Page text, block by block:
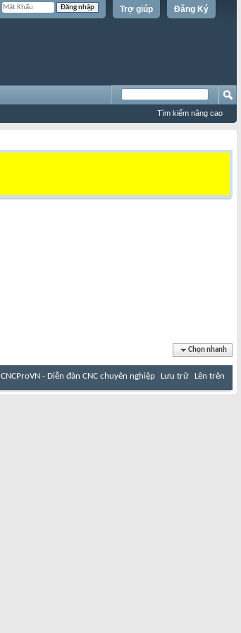
Đăng Ký
Trợ giúp
Tìm kiếm nâng cao
Chọn nhanh
CNCProVN - Diễn đàn CNC chuyên nghiệp Lưu trữ Lên trên